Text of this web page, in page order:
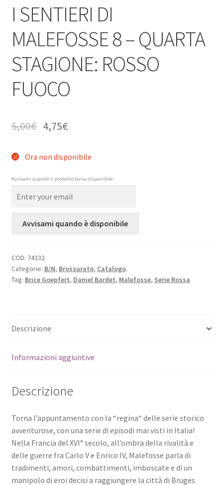
I SENTIERI DI
MALEFOSSE 8 – QUARTA
STAGIONE: ROSSO
FUOCO
5,00€ 4,75€
Ora non disponibile
Avvisami quando il prodotto torna disponibile:
Avvisami quando è disponibile
COD: 74332
Categorie: B/N, Brossurato, Catalogo
Tag: Brice Goepfert, Daniel Bardet, Malefosse, Serie Rossa
Descrizione
Informazioni aggiuntive
Descrizione
Torna l’appuntamento con la “regina“ delle serie storico
avventurose, con una serie di episodi mai visti in Italia!
Nella Francia del XVI° secolo, all’ombra della rivalità e
delle guerre fra Carlo V e Enrico IV, Malefosse parla di
tradimenti, amori, combattimenti, imboscate e di un
manipolo di eroi decisi a raggiungere la città di Bruges